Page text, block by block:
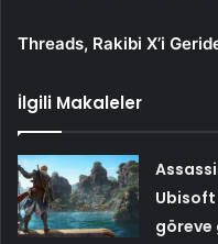
Threads, Rakibi X’i
İlgili Makaleler
Ubisoft